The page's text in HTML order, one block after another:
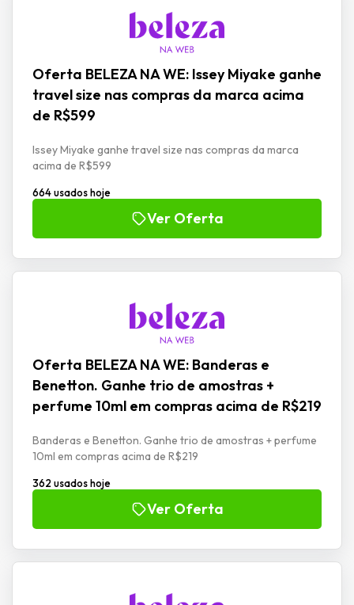
Oferta BELEZA NA WE: Issey Miyake ganhe
travel size nas compras da marca acima
de R$599
Issey Miyake ganhe travel size nas compras da marca
acima de R$599
664 usados hoje
Ver Oferta
Oferta BELEZA NA WE: Banderas e
Benetton. Ganhe trio de amostras +
perfume 10ml em compras acima de R$219
Banderas e Benetton. Ganhe trio de amostras + perfume
10ml em compras acima de R$219
362 usados hoje
Ver Oferta